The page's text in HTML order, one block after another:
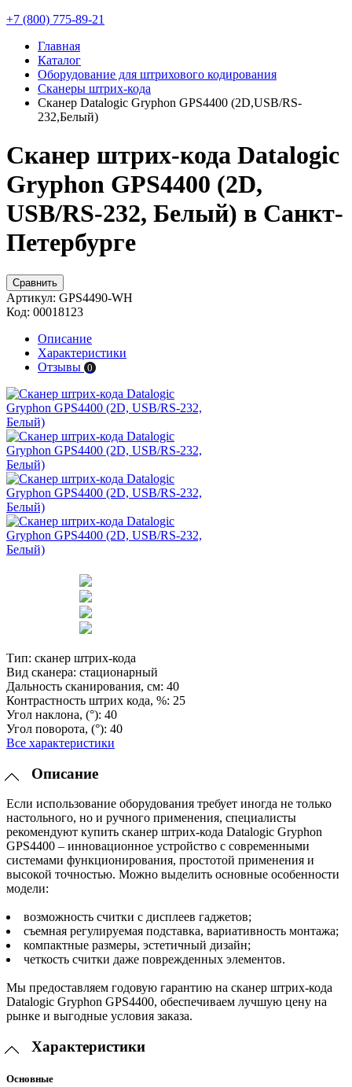
+7 (800) 775-89-21
Главная
Каталог
Оборудование для штрихового кодирования
Сканеры штрих-кода
Сканер Datalogic Gryphon GPS4400 (2D,USB/RS-
232,Белый)
Сканер штрих-кода Datalogic
Gryphon GPS4400 (2D,
USB/RS-232, Белый) в Санкт-
Петербурге
Сравнить
Артикул: GPS4490-WH
Код: 00018123
Описание
Характеристики
Отзывы 0
Тип: сканер штрих-кода
Вид сканера: стационарный
Дальность сканирования, см: 40
Контрастность штрих кода, %: 25
Угол наклона, (°): 40
Угол поворота, (°): 40
Все характеристики
Описание
Если использование оборудования требует иногда не только
настольного, но и ручного применения, специалисты
рекомендуют купить сканер штрих-кода Datalogic Gryphon
GPS4400 – инновационное устройство с современными
системами функционирования, простотой применения и
высокой точностью. Можно выделить основные особенности
модели:
возможность считки с дисплеев гаджетов;
съемная регулируемая подставка, вариативность монтажа;
компактные размеры, эстетичный дизайн;
четкость считки даже поврежденных элементов.
Мы предоставляем годовую гарантию на сканер штрих-кода
Datalogic Gryphon GPS4400, обеспечиваем лучшую цену на
рынке и выгодные условия заказа.
Характеристики
Основные